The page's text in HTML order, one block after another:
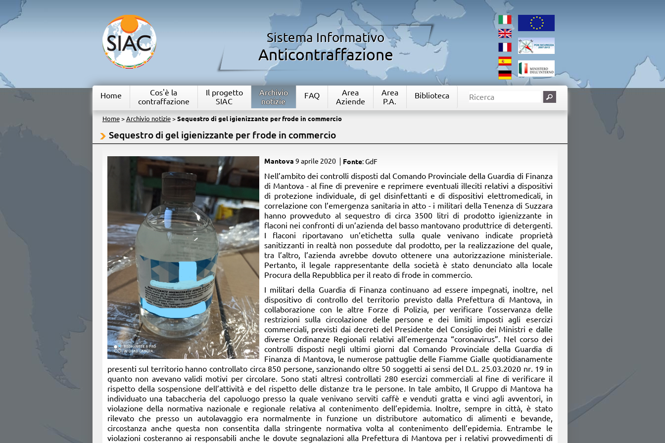
Sistema Informativo
Anticontraffazione
Home
Cos'è la
contraffazione
Il progetto
SIAC
Archivio
notizie
FAQ
Area
Aziende
Area
P.A.
Biblioteca
Home> Archivio notizie> Sequestro di gel igienizzante per frode in commercio
Sequestro di gel igienizzante per frode in commercio
Mantova 9 aprile 2020 Fonte: GdF
​Nell’ambito dei controlli disposti dal Comando Provinciale della Guardia di Finanza
di Mantova - al fine di prevenire e reprimere eventuali illeciti relativi a dispositivi
di protezione individuale, di gel disinfettanti e di dispositivi elettromedicali, in
correlazione con l’emergenza sanitaria in atto - i militari della Tenenza di Suzzara
hanno provveduto al sequestro di circa 3500 litri di prodotto igienizzante in
flaconi nei confronti di un’azienda del basso mantovano produttrice di detergenti.
I flaconi riportavano un’etichetta sulla quale venivano indicate proprietà
sanitizzanti in realtà non possedute dal prodotto, per la realizzazione del quale,
tra l’altro, l’azienda avrebbe dovuto ottenere una autorizzazione ministeriale.
Pertanto, il legale rappresentante della società è stato denunciato alla locale
Procura della Repubblica per il reato di frode in commercio.
I militari della Guardia di Finanza continuano ad essere impegnati, inoltre, nel
dispositivo di controllo del territorio previsto dalla Prefettura di Mantova, in
collaborazione con le altre Forze di Polizia, per verificare l’osservanza delle
restrizioni sulla circolazione delle persone e dei limiti imposti agli esercizi
commerciali, previsti dai decreti del Presidente del Consiglio dei Ministri e dalle
diverse Ordinanze Regionali relativi all’emergenza “coronavirus”. Nel corso dei
controlli disposti negli ultimi giorni dal Comando Provinciale della Guardia di
Finanza di Mantova, le numerose pattuglie delle Fiamme Gialle quotidianamente
presenti sul territorio hanno controllato circa 850 persone, sanzionando oltre 50 soggetti ai sensi del D.L. 25.03.2020 nr. 19 in
quanto non avevano validi motivi per circolare. Sono stati altresì controllati 280 esercizi commerciali al fine di verificare il
rispetto della sospensione dell’attività e del rispetto delle distanze tra le persone. In tale ambito, Il Gruppo di Mantova ha
individuato una tabaccheria del capoluogo presso la quale venivano serviti caffè e venduti gratta e vinci agli avventori, in
violazione della normativa nazionale e regionale relativa al contenimento dell’epidemia. Inoltre, sempre in città, è stato
rilevato che presso un autolavaggio era normalmente in funzione un distributore automatico di alimenti e bevande,
circostanza anche questa non consentita dalla stringente normativa volta al contenimento dell’epidemia. Entrambe le
violazioni costeranno ai responsabili anche le dovute segnalazioni alla Prefettura di Mantova per i relativi provvedimenti di